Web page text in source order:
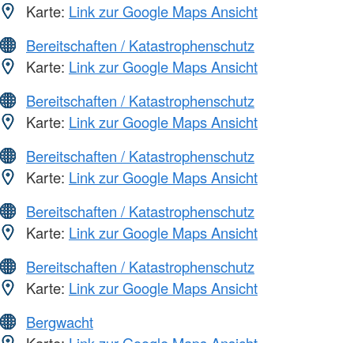
Karte: Link zur Google Maps Ansicht
Bereitschaften / Katastrophenschutz
Karte: Link zur Google Maps Ansicht
Bereitschaften / Katastrophenschutz
Karte: Link zur Google Maps Ansicht
Bereitschaften / Katastrophenschutz
Karte: Link zur Google Maps Ansicht
Bereitschaften / Katastrophenschutz
Karte: Link zur Google Maps Ansicht
Bereitschaften / Katastrophenschutz
Karte: Link zur Google Maps Ansicht
Bergwacht